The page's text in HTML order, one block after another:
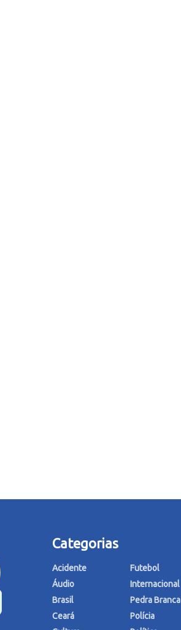
Categorias
Acidente
Áudio
Brasil
Ceará
Futebol
Internacional
Pedra Branca
Polícia